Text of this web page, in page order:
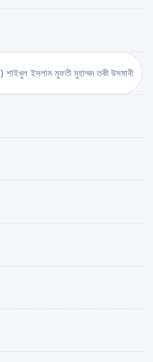
(شيخ الاسلام مفتي محمد تقي عثماني) শাইখুল ইসলাম মুফতী মুহাম্মদ তকী উসমানী